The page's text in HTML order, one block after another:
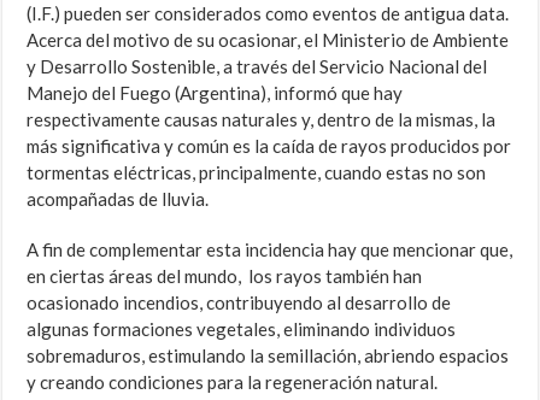
(I.F.) pueden ser considerados como eventos de antigua data.
Acerca del motivo de su ocasionar, el Ministerio de Ambiente
y Desarrollo Sostenible, a través del Servicio Nacional del
Manejo del Fuego (Argentina), informó que hay
respectivamente causas naturales y, dentro de la mismas, la
más significativa y común es la caída de rayos producidos por
tormentas eléctricas, principalmente, cuando estas no son
acompañadas de lluvia.
A fin de complementar esta incidencia hay que mencionar que,
en ciertas áreas del mundo, los rayos también han
ocasionado incendios, contribuyendo al desarrollo de
algunas formaciones vegetales, eliminando individuos
sobremaduros, estimulando la semillación, abriendo espacios
y creando condiciones para la regeneración natural.